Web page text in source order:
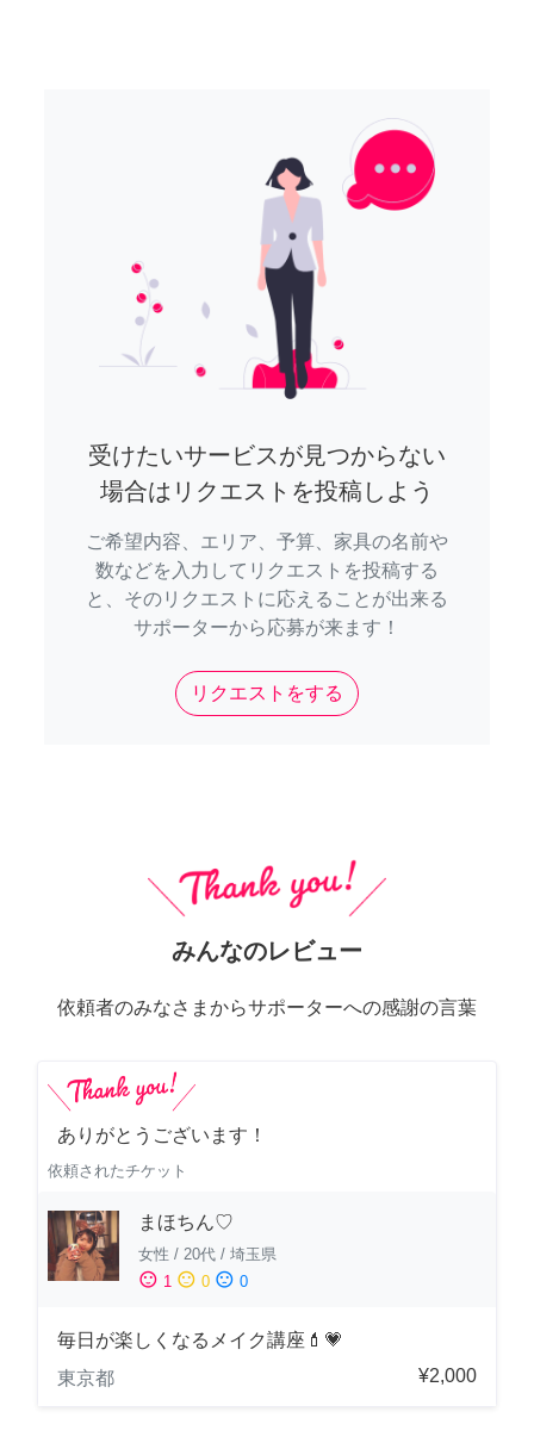
受けたいサービスが見つからない
場合はリクエストを投稿しよう
ご希望内容、エリア、予算、家具の名前や
数などを入力してリクエストを投稿する
と、そのリクエストに応えることが出来る
サポーターから応募が来ます！
リクエストをする
みんなのレビュー
依頼者のみなさまからサポーターへの感謝の言葉
ありがとうございます！
依頼されたチケット
まほちん♡
女性 / 20代 / 埼玉県
sentiment_satisfied 1 sentiment_neutral 0 sentiment_dissatisfied 0
毎日が楽しくなるメイク講座💄💗
東京都
¥2,000